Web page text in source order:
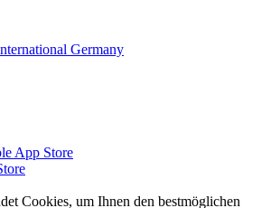
App Store
Cookies, um Ihnen den bestmöglichen